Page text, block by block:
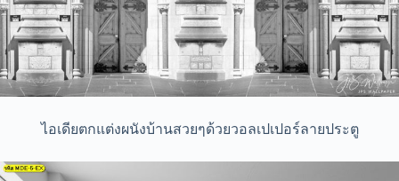
ไอเดียตกแต่งผนังบ้านสวยๆด้วยวอลเปเปอร์ลายประตู